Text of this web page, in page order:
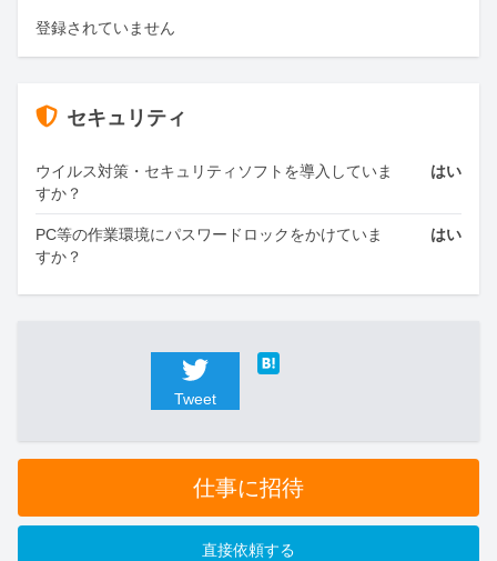
登録されていません
セキュリティ
ウイルス対策・セキュリティソフトを導入していま
すか？
はい
PC等の作業環境にパスワードロックをかけていま
すか？
はい
Tweet
仕事に招待
直接依頼する